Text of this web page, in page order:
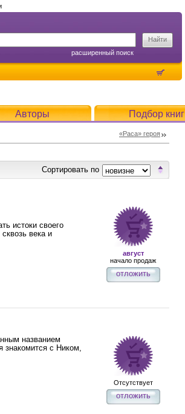
расширенный поиск
Авторы Подбор книг
«Раса» героя
Сортировать по
истоки своего
века и
август
начало продаж
отложить
названием
знакомится с Ником,
Отсутствует
отложить